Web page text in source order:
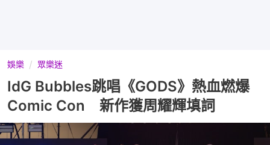
娛樂 眾樂迷
IdG Bubbles跳唱《GODS》熱血燃爆
Comic Con 新作獲周耀輝填詞